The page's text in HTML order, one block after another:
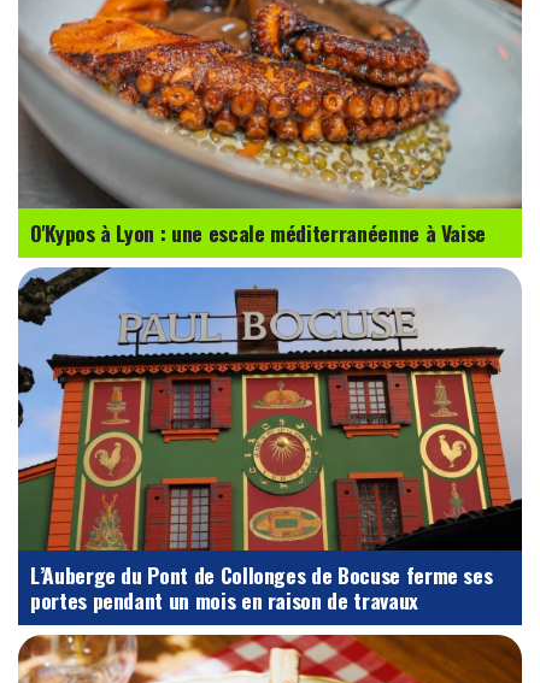
O'Kypos à Lyon : une escale méditerranéenne à Vaise
L’Auberge du Pont de Collonges de Bocuse ferme ses
portes pendant un mois en raison de travaux